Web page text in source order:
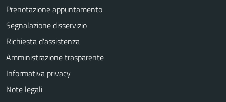
Prenotazione appuntamento
Segnalazione disservizio
Richiesta d'assistenza
Amministrazione trasparente
Informativa privacy
Note legali